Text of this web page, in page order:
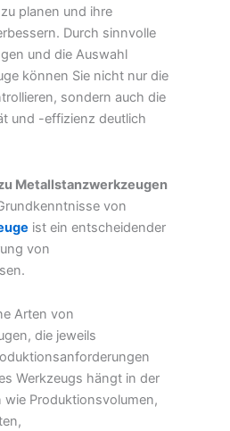
planen und ihre
Durch sinnvolle
und die Auswahl
können Sie nicht nur die
sondern auch die
und -effizienz deutlich
Metallstanzwerkzeugen
von
ist ein entscheidender
von
Arten von
die jeweils
Werkzeugs hängt in der
wie Produktionsvolumen,